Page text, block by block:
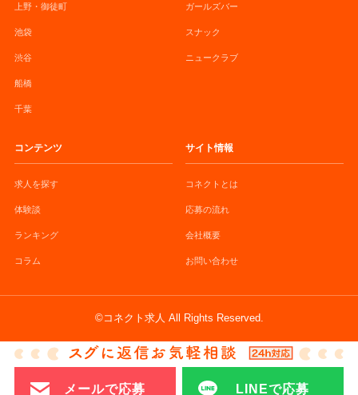
上野・御徒町
池袋
渋谷
船橋
千葉
ガールズバー
スナック
ニュークラブ
コンテンツ
求人を探す
体験談
ランキング
コラム
サイト情報
コネクトとは
応募の流れ
会社概要
お問い合わせ
©コネクト求人 All Rights Reserved.
メールで応募 LINEで応募